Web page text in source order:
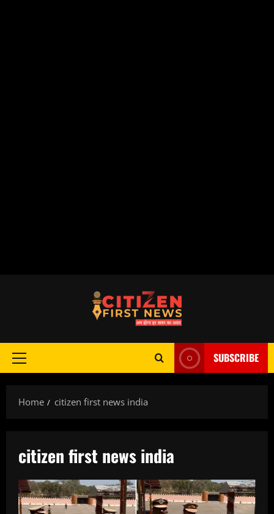
Primary
SUBSCRIBE
Home citizen first news india
citizen first news india